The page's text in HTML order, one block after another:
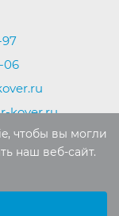
06
kover.ru
чтобы вы могли
наш веб-сайт.